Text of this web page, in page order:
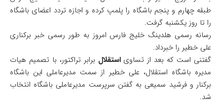
طبقه چهارم و پنجم باشگاه را پلمپ کرده و اجازه تردد اعضای باشگاه
را تا روز یکشنبه گرفت.
رسانه رسمی هلدینگ خلیج فارس امروز به طور رسمی خبر برکناری
علی خطیر را خبرداد.
گفتنی است که بعد از تساویاستقلال برابر تراکتور، با تصمیم هیات
مدیره باشگاه استقلال، علی خطیر از سمت مدیرعاملی این باشگاه
برکنار و فرشید سمیعی به گفتن سرپرست مدیرعاملی باشگاه انتخاب
شد.